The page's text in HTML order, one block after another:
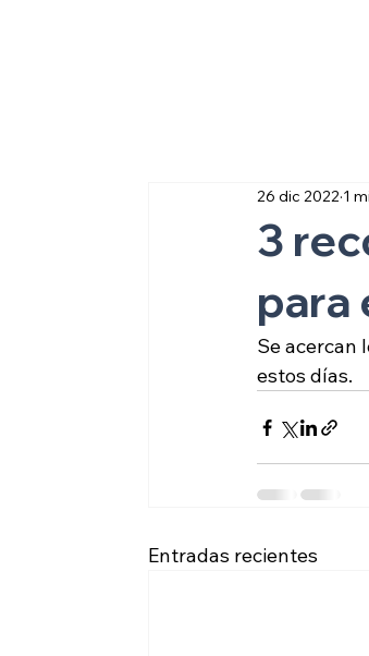
3
para
26 dic 2022 1
Se acercan
estos días.
Entradas recientes